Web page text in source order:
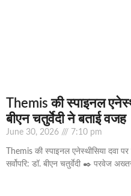
Themis की स्पाइनल
बीएन चतुर्वेदी ने बताई वजह
June 30, 2026 7:10 pm
Themis की स्पाइनल एनेस्थीसिया दवा
सर्वोपरि: डॉ. बीएन चतुर्वेदी ✒️ परवेज